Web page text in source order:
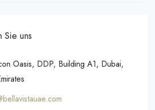
Sie uns
Oasis, DDP, Building A1, Dubai,